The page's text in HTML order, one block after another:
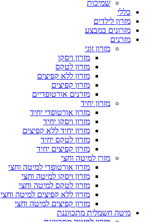
שמיכות
כללי
מזרון לילדים
מזרונים במבצע
מזרנים
מזרון זוגי
מזרון ויסקו
מזרון לטקס
מזרון ללא קפיצים
מזרון קפיצים
מזרנים אורטופדיים
מזרון יחיד
מזרון אורטופדי יחיד
מזרון ויסקו יחיד
מזרון יחיד ללא קפיצים
מזרון לטקס יחיד
מזרון קפיצים יחיד
מזרן למיטה וחצי
מזרון אורטופדי למיטה וחצי
מזרון ויסקו למיטה וחצי
מזרון לטקס למיטה וחצי
מזרון ללא קפיצים למיטה וחצי
מזרון קפיצים למיטה וחצי
מיטה חשמלית מתכווננת